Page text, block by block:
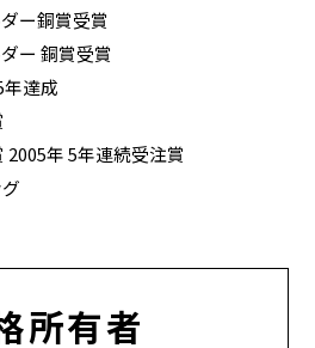
ー銅賞受賞
ー 銅賞受賞
達成
2005年 5年連続受注賞
所有者